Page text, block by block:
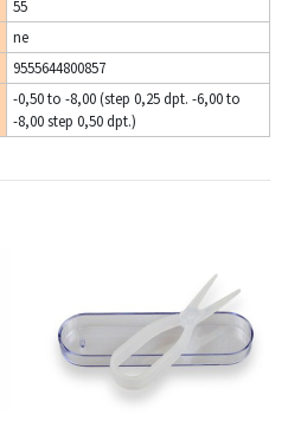
55
ne
9555644800857
-0,50 to -8,00 (step 0,25 dpt. -6,00 to
-8,00 step 0,50 dpt.)